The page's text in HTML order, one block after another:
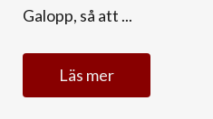
Galopp, så att ...
Läs mer